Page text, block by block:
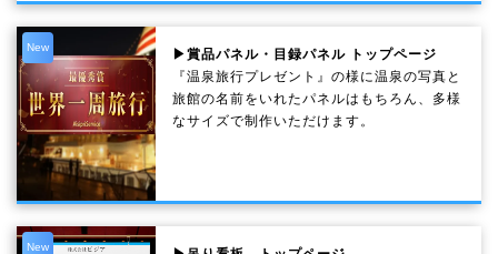
New
▶賞品パネル・目録パネル トップページ
『温泉旅行プレゼント』の様に温泉の写真と
旅館の名前をいれたパネルはもちろん、多様
なサイズで制作いただけます。
New